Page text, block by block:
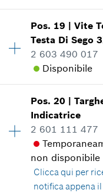
2,17 €*
*Inclusa IVA
Applicazione
Mostrare
12,66
Disponibilità 2
Gruppo prezzo:
Informazioni
Applicazione
Mostrare
1,88 €*
*Inclusa IVA
Pos. 19 |Vite
Testa Di Sego
2 603 490 017
Disponibile
Disponibilità 4
Gruppo prezzo
Informazioni
Applicazione
Mostrare
Pos.20 |
Indicatrice
2 601 111 477
non disponibile
Clicca qui per
notifica appena